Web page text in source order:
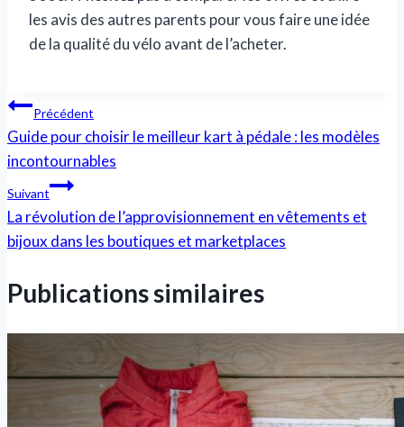
les avis des autres parents pour vous faire une idée
de la qualité du vélo avant de l’acheter.
Navigation
de
l’article
Précédent
Guide pour choisir le meilleur kart à pédale : les modèles
incontournables
Suivant
La révolution de l’approvisionnement en vêtements et
bijoux dans les boutiques et marketplaces
Publications similaires